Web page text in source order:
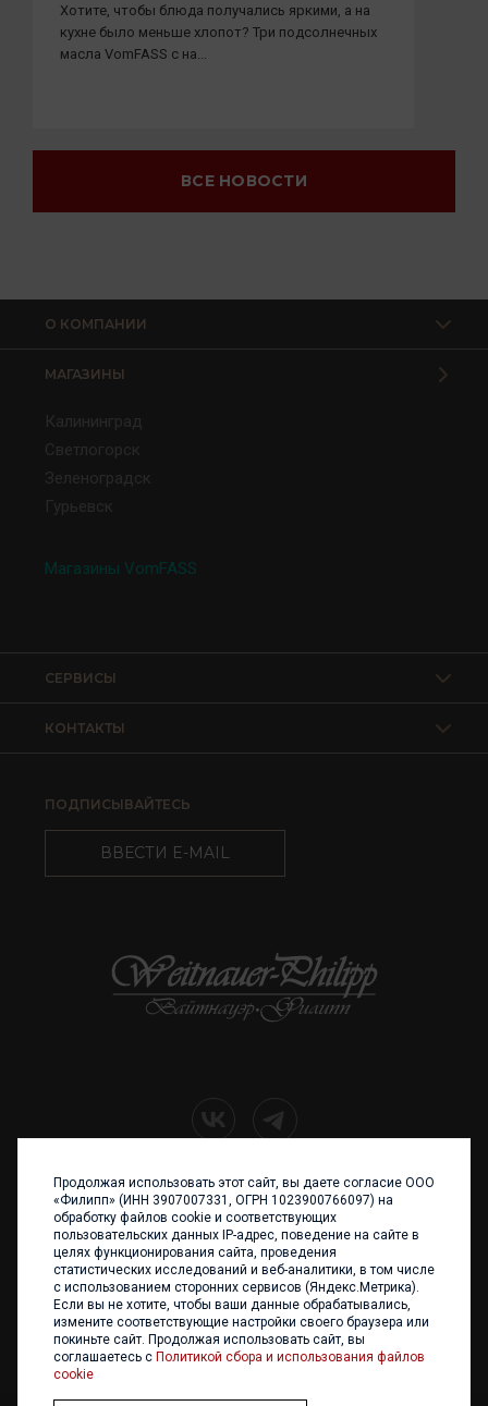
Хотите, чтобы блюда получались яркими, а на
кухне было меньше хлопот? Три подсолнечных
масла VomFASS с на...
ВСЕ НОВОСТИ
О КОМПАНИИ
МАГАЗИНЫ
Калининград
Светлогорск
Зеленоградск
Гурьевск
Магазины VomFASS
КОНТАКТЫ
СЕРВИСЫ
ПОДПИСЫВАЙТЕСЬ
ВВЕСТИ E-MAIL
+7 (4012) 960 898
236017 Калининград,
ул. Каштановая аллея, 47
Телефон: +7 4012 960 898,
+7 4012 960 856
Написать нам
Продолжая использовать этот сайт, вы даете согласие ООО
«Филипп» (ИНН 3907007331, ОГРН 1023900766097) на
обработку файлов cookie и соответствующих
пользовательских данных IP-адрес, поведение на сайте в
целях функционирования сайта, проведения
статистических исследований и веб-аналитики, в том числе
с использованием сторонних сервисов (Яндекс.Метрика).
Если вы не хотите, чтобы ваши данные обрабатывались,
измените соответствующие настройки своего браузера или
покиньте сайт. Продолжая использовать сайт, вы
соглашаетесь с Политикой сбора и использования файлов
cookie